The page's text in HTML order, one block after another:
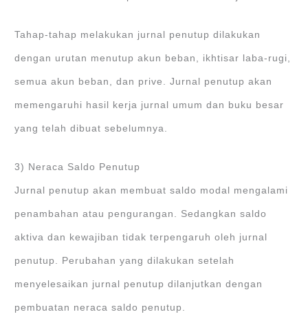
Tahap-tahap melakukan jurnal penutup dilakukan
dengan urutan menutup akun beban, ikhtisar laba-rugi,
semua akun beban, dan prive. Jurnal penutup akan
memengaruhi hasil kerja jurnal umum dan buku besar
yang telah dibuat sebelumnya.
3) Neraca Saldo Penutup
Jurnal penutup akan membuat saldo modal mengalami
penambahan atau pengurangan. Sedangkan saldo
aktiva dan kewajiban tidak terpengaruh oleh jurnal
penutup. Perubahan yang dilakukan setelah
menyelesaikan jurnal penutup dilanjutkan dengan
pembuatan neraca saldo penutup.